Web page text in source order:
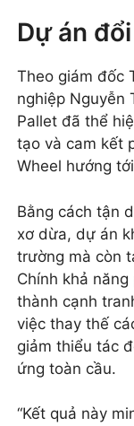
Dự án
Theo giám đốc
nghiệp Nguyễn
Pallet đã thể
tạo và cam kết
Wheel hướng
Bằng cách tận
xơ dừa, dự án
trường mà còn
Chính khả
thành cạnh
việc thay thế
giảm thiểu tác
ứng toàn cầu.
“Kết quả này